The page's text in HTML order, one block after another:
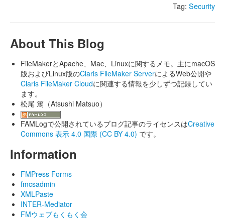
Tag: Security
About This Blog
FileMakerとApache、Mac、Linuxに関するメモ。主にmacOS
版およびLinux版のClaris FileMaker ServerによるWeb公開や
Claris FileMaker Cloudに関連する情報を少しずつ記録してい
ます。
松尾 篤（Atsushi Matsuo）
FAMLogで公開されているブログ記事のライセンスはCreative
Commons 表示 4.0 国際 (CC BY 4.0) です。
Information
FMPress Forms
fmcsadmin
XMLPaste
INTER-Mediator
FMウェブもくもく会